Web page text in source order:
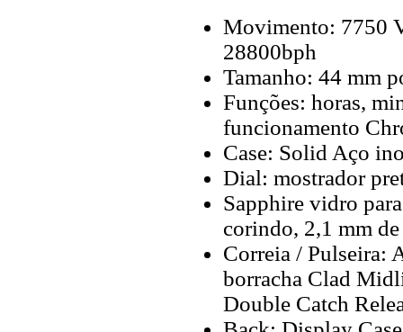
Movimento: 7750
28800bph
Tamanho: 44 mm
Funções: horas,
funcionamento
Case: Solid Aço
Dial: mostrador
Sapphire vidro
corindo, 2,1 mm de
Correia / Pulseira:
borracha Clad
Double Catch